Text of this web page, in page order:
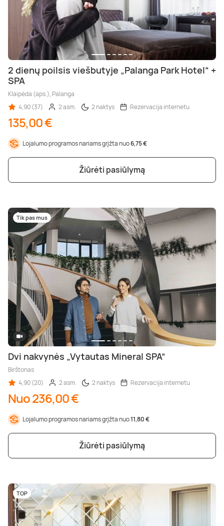
2 dienų poilsis viešbutyje „Palanga Park Hotel“ +
SPA
Klaipėda (aps.), Palanga
4,90 (37)
2 asm. 2 naktys Rezervacija internetu
135,00 €
Lojalumo programos nariams grįžta nuo6,75 €
Žiūrėti pasiūlymą
Tik pas mus
Dvi nakvynės „Vytautas Mineral SPA“
Birštonas
4,90 (20)
2 asm. 2 naktys Rezervacija internetu
Nuo 236,00 €
Lojalumo programos nariams grįžta nuo11,80 €
Žiūrėti pasiūlymą
TOP